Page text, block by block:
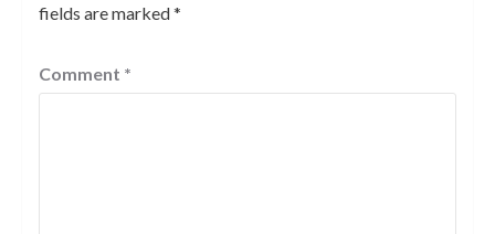
fields are marked*
Comment *